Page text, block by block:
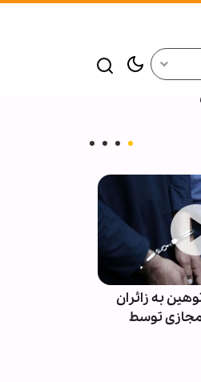
به زائران
توسط